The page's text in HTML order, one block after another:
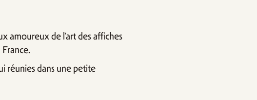
amoureux de l’art des affiches
réunies dans une petite